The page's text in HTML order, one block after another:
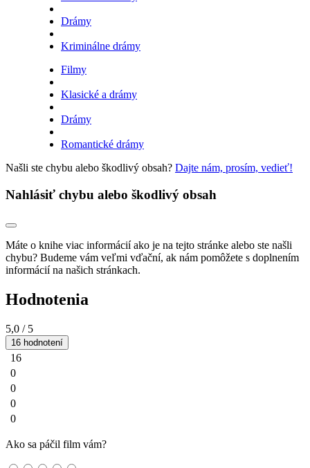
Drámy
Kriminálne drámy
Filmy
Klasické a drámy
Drámy
Romantické drámy
Našli ste chybu alebo škodlivý obsah? Dajte nám, prosím, vedieť!
Nahlásiť chybu alebo škodlivý obsah
Máte o knihe viac informácií ako je na tejto stránke alebo ste našli
chybu? Budeme vám veľmi vďační, ak nám pomôžete s doplnením
informácií na našich stránkach.
Hodnotenia
5,0 / 5
16 hodnotení
16
0
0
0
0
Ako sa páčil film vám?